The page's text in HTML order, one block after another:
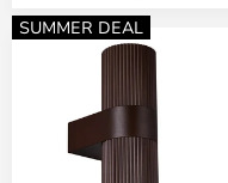
SUMMER DEAL